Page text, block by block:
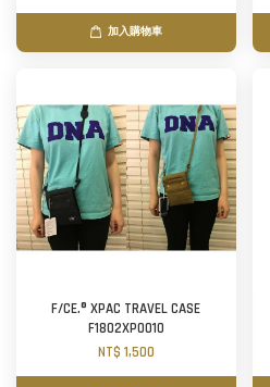
加入購物車
F/CE.® XPAC TRAVEL CASE
F1802XP0010
NT$ 1,500